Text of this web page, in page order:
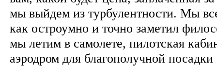
мы выйдем из турбулентности. Мы
как остроумно и точно заметил
мы летим в самолете, пилотская
аэродром для благополучной